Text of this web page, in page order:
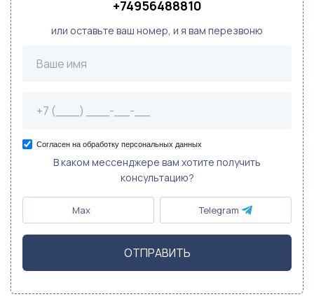
+74956488810
или оставьте ваш номер, и я вам перезвоню
Согласен на обработку персональных данных
В каком мессенджере вам хотите получить
консультацию?
Max Telegram
ОТПРАВИТЬ